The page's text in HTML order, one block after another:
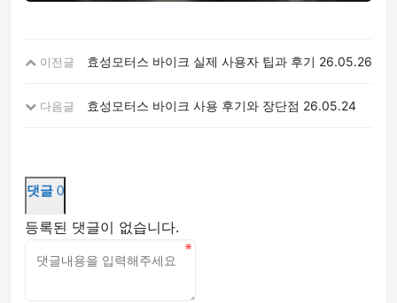
이전글 효성모터스 바이크 실제 사용자 팁과 후기 26.05.26
다음글 효성모터스 바이크 사용 후기와 장단점 26.05.24
댓글 0
등록된 댓글이 없습니다.